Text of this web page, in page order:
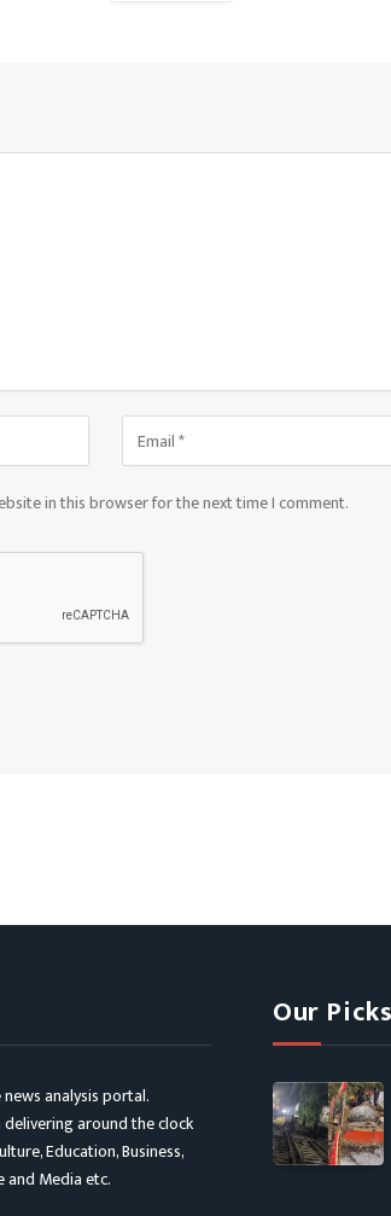
in this browser for the next time I comment.
analysis portal.
delivering around the clock
Education, Business,
Media etc.
Our Picks